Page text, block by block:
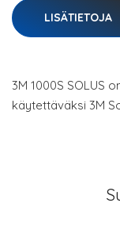
LISÄTIETOJA
3M 1000S SOLUS
käytettäväksi 3M